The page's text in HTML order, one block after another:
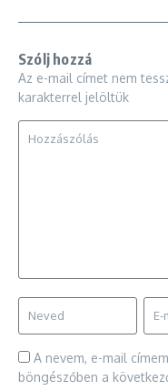
Szólj hozzá
Az e-mail címet nem
karakterrel jelöltük
A nevem, e-mail
böngészőben a